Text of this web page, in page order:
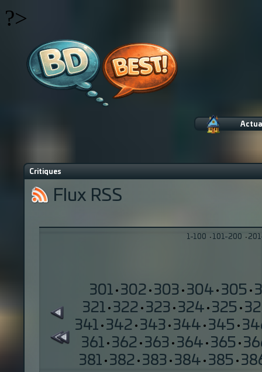
?>
Critiques
Flux RSS
1-100 · 101-200 ·
301 · 302 · 303 · 304 · 305 ·
321 · 322 · 323 · 324 · 325 ·
341 · 342 · 343 · 344 · 345 ·
361 · 362 · 363 · 364 · 365 ·
381 · 382 · 383 · 384 · 385 ·